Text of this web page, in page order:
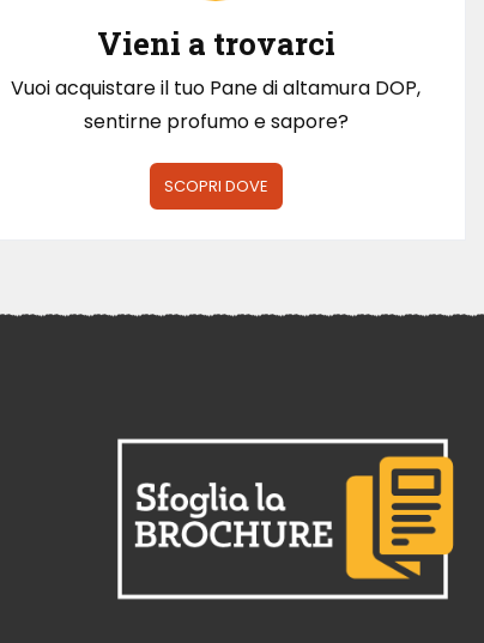
Vieni a trovarci
Vuoi acquistare il tuo Pane di altamura DOP,
sentirne profumo e sapore?
SCOPRI DOVE